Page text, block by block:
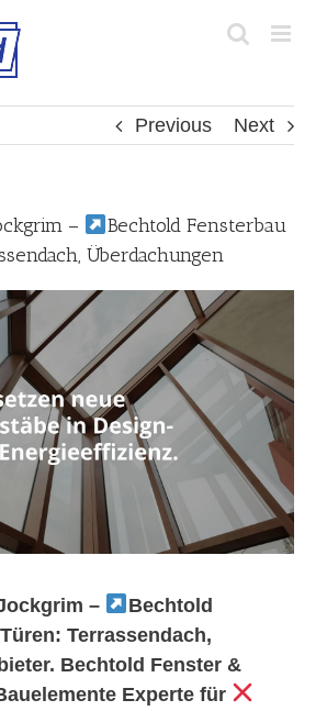
Previous Next
–
Bechtold Fensterbau
Überdachungen
–
Bechtold
Terrassendach,
Bechtold Fenster &
Experte für